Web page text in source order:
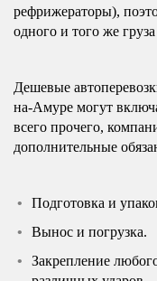
рефрижераторы),
одного и того же
Дешевые
на-Амуре могут
всего прочего,
дополнительные
Подготовка и
Вынос и погрузка.
Закрепление